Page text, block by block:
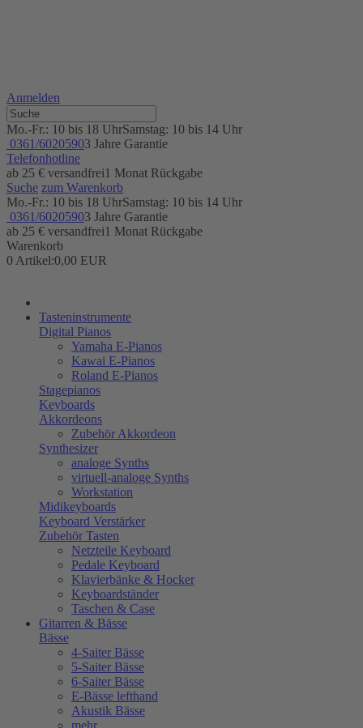
Anmelden
Mo.-Fr.: 10 bis 18 UhrSamstag: 10 bis 14 Uhr
0361/60205903 Jahre Garantie
Telefonhotline
ab 25 € versandfrei1 Monat Rückgabe
Suche zum Warenkorb
Mo.-Fr.: 10 bis 18 UhrSamstag: 10 bis 14 Uhr
0361/60205903 Jahre Garantie
ab 25 € versandfrei1 Monat Rückgabe
Warenkorb
0 Artikel:0,00 EUR
Tasteninstrumente
Digital Pianos
Yamaha E-Pianos
Kawai E-Pianos
Roland E-Pianos
Stagepianos
Keyboards
Akkordeons
Zubehör Akkordeon
Synthesizer
analoge Synths
virtuell-analoge Synths
Workstation
Midikeyboards
Keyboard Verstärker
Zubehör Tasten
Netzteile Keyboard
Pedale Keyboard
Klavierbänke & Hocker
Keyboardständer
Taschen & Case
Gitarren & Bässe
Bässe
4-Saiter Bässe
5-Saiter Bässe
6-Saiter Bässe
E-Bässe lefthand
Akustik Bässe